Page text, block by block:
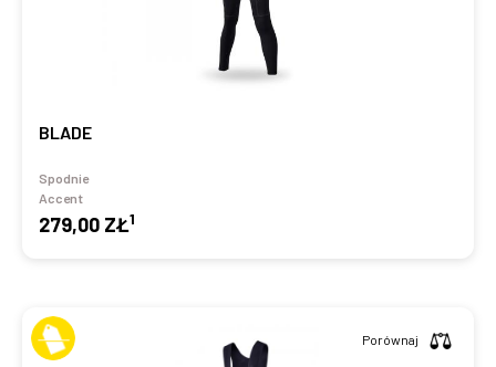
BLADE
Spodnie
Accent
279,00 ZŁ1
Porównaj